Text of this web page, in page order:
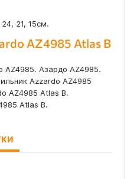
21, 15см.
AZ4985 Atlas B
AZ4985. Азардо AZ4985.
Azzardo AZ4985
AZ4985 Atlas B.
Atlas B.